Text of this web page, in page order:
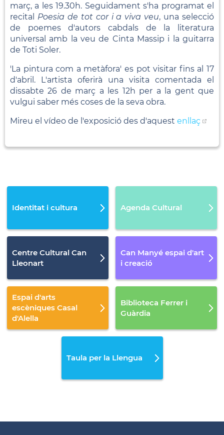
març, a les 19.30h. Seguidament s'ha programat el
recital Poesia de tot cor i a viva veu, una selecció
de poemes d'autors cabdals de la literatura
universal amb la veu de Cinta Massip i la guitarra
de Toti Soler.
'La pintura com a metàfora' es pot visitar fins al 17
d'abril. L'artista oferirà una visita comentada el
dissabte 26 de març a les 12h per a la gent que
vulgui saber més coses de la seva obra.
Mireu el vídeo de l'exposició des d'aquest enllaç
Identitat i cultura Agenda Cultural
Centre Cultural Can
Lleonart
Can Manyé espai d'art
i creació
Espai d'arts
escèniques Casal
d'Alella
Biblioteca Ferrer i
Guàrdia
Taula per la Llengua